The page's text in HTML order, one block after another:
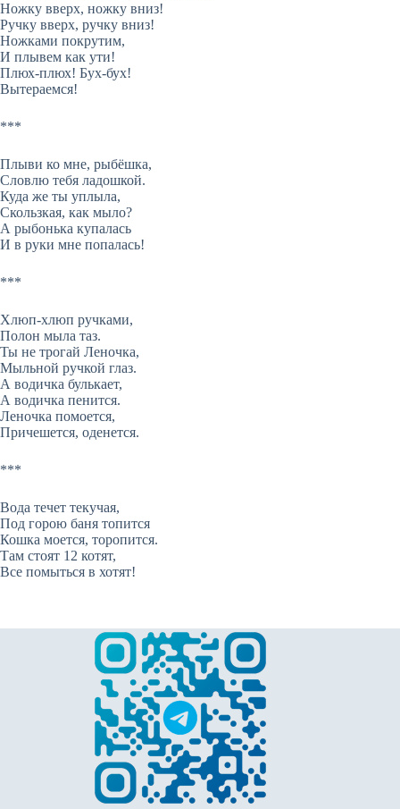
Ножку вверх, ножку вниз!
Ручку вверх, ручку вниз!
Ножками покрутим,
И плывем как ути!
Плюх-плюх! Бух-бух!
Вытераемся!
***
Плыви ко мне, рыбёшка,
Словлю тебя ладошкой.
Куда же ты уплыла,
Скользкая, как мыло?
А рыбонька купалась
И в руки мне попалась!
***
Хлюп-хлюп ручками,
Полон мыла таз.
Ты не трогай Леночка,
Мыльной ручкой глаз.
А водичка булькает,
А водичка пенится.
Леночка помоется,
Причешется, оденется.
***
Вода течет текучая,
Под горою баня топится
Кошка моется, торопится.
Там стоят 12 котят,
Все помыться в хотят!